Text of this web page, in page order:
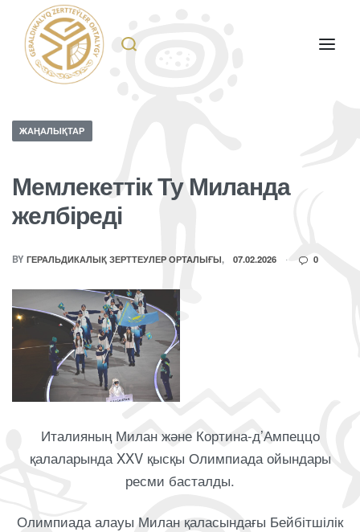
ЖАҢАЛЫҚТАР
Мемлекеттік Ту Миланда
желбіреді
BY ГЕРАЛЬДИКАЛЫҚ ЗЕРТТЕУЛЕР ОРТАЛЫҒЫ 07.02.2026 0
Италияның Милан және Кортина-д’Ампеццо
қалаларында XXV қысқы Олимпиада ойындары
ресми басталды.
Олимпиада алауы Милан қаласындағы Бейбітшілік